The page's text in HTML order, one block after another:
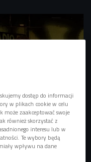
Piwowarski/Polskie Radio
do wzięcia udziału
dostęp do informacji
w plikach cookie w celu
zaakceptować swoje
również skorzystać z
interesu lub w
Te wybory będą
wpływu na dane